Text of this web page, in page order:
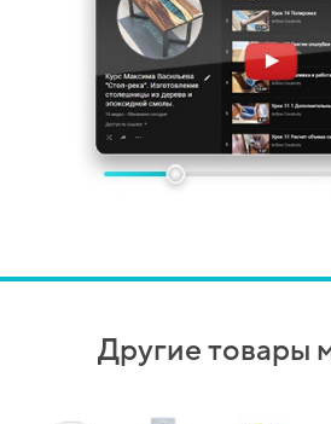
Другие товары